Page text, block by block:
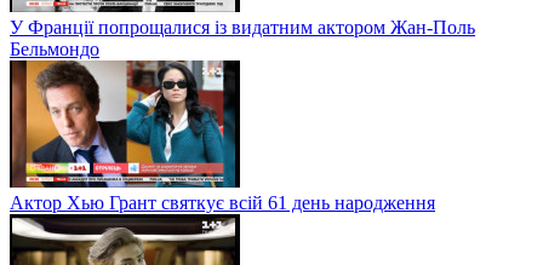
У Франції попрощалися із видатним актором Жан-Поль
Бельмондо
Актор Хью Грант святкує всій 61 день народження